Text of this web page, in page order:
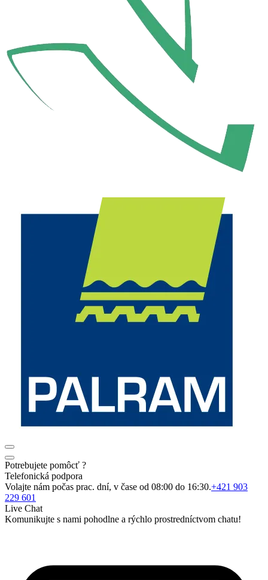
Potrebujete pomôcť ?
Telefonická podpora
Volajte nám počas prac. dní, v čase od 08:00 do 16:30.+421 903
229 601
Live Chat
Komunikujte s nami pohodlne a rýchlo prostredníctvom chatu!